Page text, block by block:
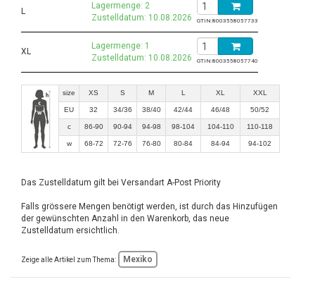
L
Lagermenge: 2
Zustelldatum: 10.08.2026
GTIN:8003558057733
XL
Lagermenge: 1
Zustelldatum: 10.08.2026
GTIN:8003558057740
size XS S M L XL XXL
EU 32 34/36 38/40 42/44 46/48 50/52
c 86-90 90-94 94-98 98-104 104-110 110-118
w 68-72 72-76 76-80 80-84 84-94 94-102
Das Zustelldatum gilt bei Versandart A-Post Priority
Falls grössere Mengen benötigt werden, ist durch das Hinzufügen
der gewünschten Anzahl in den Warenkorb, das neue
Zustelldatum ersichtlich.
Zeige alle Artikel zum Thema: Mexiko